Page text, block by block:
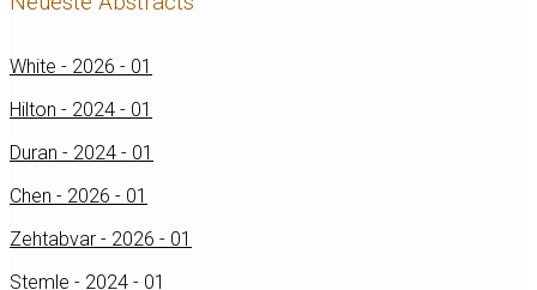
White - 2026 - 01
Hilton - 2024 - 01
Duran - 2024 - 01
Chen - 2026 - 01
Zehtabvar - 2026 - 01
Stemle - 2024 - 01